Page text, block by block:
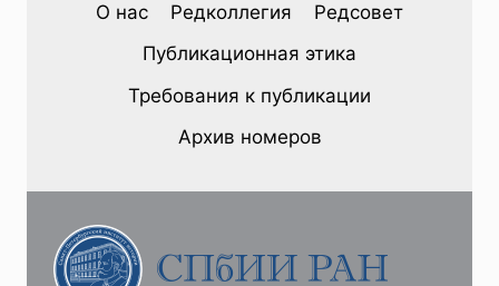
О нас Редколлегия
Редсовет
Публикационная этика
Требования к публикации
Архив номеров